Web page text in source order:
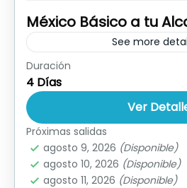
México Básico a tu
See more
Los tiquetes aéreos son
desde Cali. Consulta si
México
Duración
4 Días
Ver
Próximas salidas
agosto 9, 2026 (Disponible)
agosto 10, 2026 (Disponible)
agosto 11, 2026 (Disponible)